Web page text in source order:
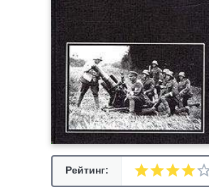
Рейтинг: